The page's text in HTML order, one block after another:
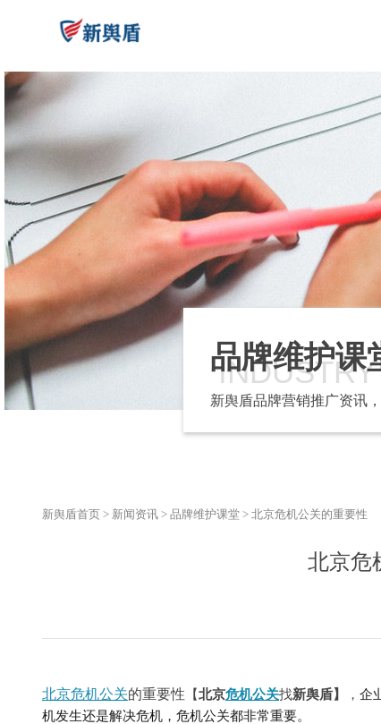
品牌维护课
新舆盾品牌营销推广资讯
新舆盾首页 > 新闻资讯 > 品牌维护课堂 > 北京危机公关的重要性
北京危
北京危机公关的重要性 【北京危机公关找新舆盾】 ， 企
机发生还是解决危机，危机公关都非常重要。